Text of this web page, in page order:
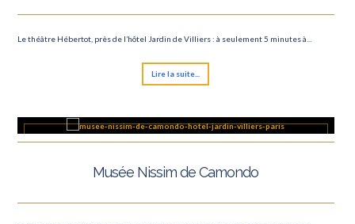
Le théâtre Hébertot, près de l’hôtel Jardin de Villiers : à seulement 5 minutes à...
Lire la suite...
Musée Nissim de Camondo